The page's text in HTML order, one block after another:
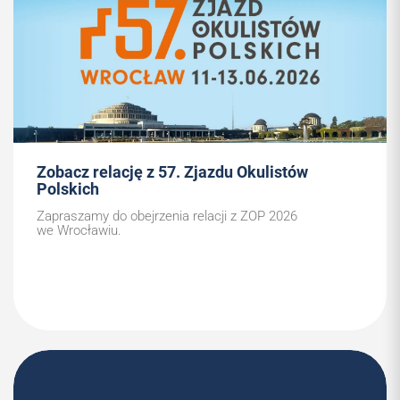
Zobacz relację z 57. Zjazdu Okulistów
Polskich
Zapraszamy do obejrzenia relacji z ZOP 2026
we Wrocławiu.